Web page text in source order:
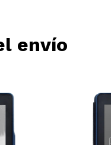
envío